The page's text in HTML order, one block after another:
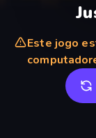
Este jogo